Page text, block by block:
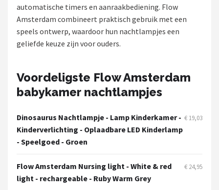
Paladone
Aigostar
LUVION
Decopatent
Countryfield
Balvi
automatische timers en aanraakbediening. Flow
Amsterdam combineert praktisch gebruik met een
speels ontwerp, waardoor hun nachtlampjes een
geliefde keuze zijn voor ouders.
Voordeligste Flow Amsterdam
babykamer nachtlampjes
Dinosaurus Nachtlampje - Lamp Kinderkamer -
Kinderverlichting - Oplaadbare LED Kinderlamp
- Speelgoed - Groen
€ 19,03
Flow Amsterdam Nursing light - White & red
light - rechargeable - Ruby Warm Grey
€ 24,95